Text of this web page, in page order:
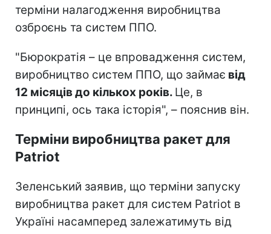
терміни налагодження виробництва
озброєнь та систем ППО.
"Бюрократія – це впровадження систем,
виробництво систем ППО, що займає від
12 місяців до кількох років. Це, в
принципі, ось така історія", – пояснив він.
Терміни виробництва ракет для
Patriot
Зеленський заявив, що терміни запуску
виробництва ракет для систем Patriot в
Україні насамперед залежатимуть від